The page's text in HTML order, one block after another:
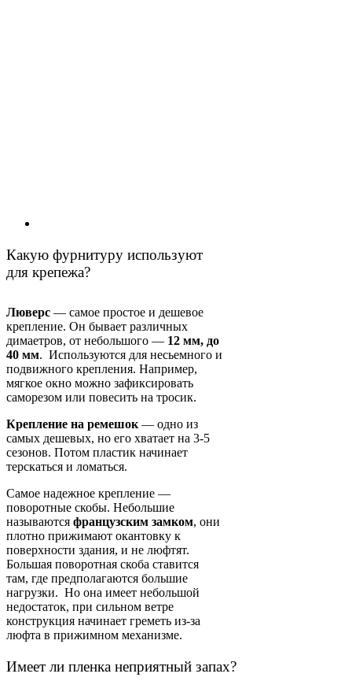
Какую фурнитуру используют
для крепежа?
Люверс — самое простое и дешевое
крепление. Он бывает различных
димаетров, от небольшого — 12 мм, до
40 мм. Используются для несьемного и
подвижного крепления. Например,
мягкое окно можно зафиксировать
саморезом или повесить на тросик.
Крепление на ремешок — одно из
самых дешевых, но его хватает на 3-5
сезонов. Потом пластик начинает
терскаться и ломаться.
Самое надежное крепление —
поворотные скобы. Небольшие
называются французским замком, они
плотно прижимают окантовку к
поверхности здания, и не люфтят.
Большая поворотная скоба ставится
там, где предполагаются большие
нагрузки. Но она имеет небольшой
недостаток, при сильном ветре
конструкция начинает греметь из-за
люфта в прижимном механизме.
Имеет ли пленка неприятный запах?